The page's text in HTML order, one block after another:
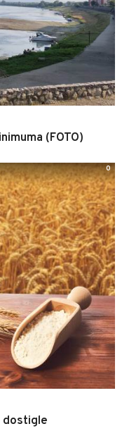
(FOTO)
dostigle
0